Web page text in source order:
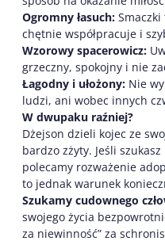
Ogromny łasuch: Smaczki
chętnie współpracuje i
Wzorowy spacerowicz:
grzeczny, spokojny i nie
Łagodny i ułożony: Nie
ludzi, ani wobec innych
W dwupaku raźniej?
Dżejson dzieli kojec ze
bardzo zżyty. Jeśli
polecamy rozważenie
to jednak warunek
Szukamy cudownego
swojego życia
za niewinność” za